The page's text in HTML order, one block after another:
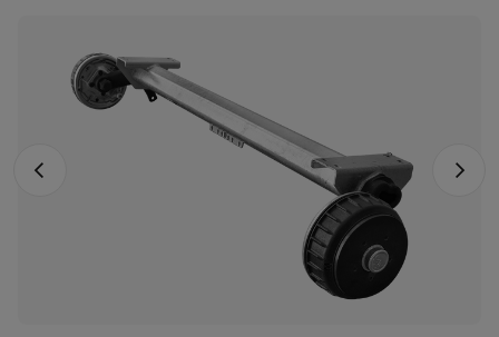
Föregående foto Nästa